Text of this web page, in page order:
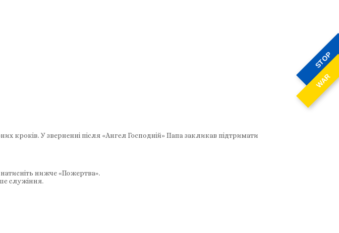
STOP
WAR
кроків. У зверненні після «Ангел Господній» Папа закликав підтримати
нижче «Пожертва».
служіння.